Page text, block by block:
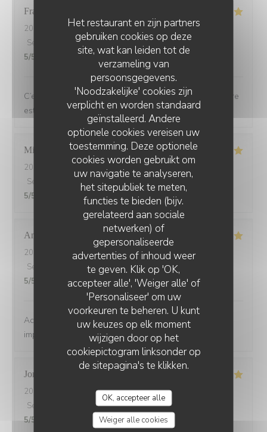
Het restaurant en zijn partners
gebruiken cookies op deze
site, wat kan leiden tot de
verzameling van
persoonsgegevens.
'Noodzakelijke' cookies zijn
verplicht en worden standaard
geïnstalleerd. Andere
optionele cookies vereisen uw
toestemming. Deze optionele
cookies worden gebruikt om
uw navigatie te analyseren,
het sitepubliek te meten,
functies te bieden (bijv.
gerelateerd aan sociale
netwerken) of
gepersonaliseerde
advertenties of inhoud weer
te geven. Klik op 'OK,
accepteer alle', 'Weiger alle' of
'Personaliseer' om uw
voorkeuren te beheren. U kunt
uw keuzes op elk moment
wijzigen door op het
cookiepictogram linksonder op
de sitepagina's te klikken.
OK, accepteer alle
Weiger alle cookies
Francoise
2026-07-21 - 19:30 - Gasten 2
Service
Atmosfeer: 5 /5 Keuken :5/5 Kwaliteit / Prijs
5/5
C’est toujours un plaisir de dîner au Bois ou l’atmosphère
est de plus en plus chaleureuse et festive
Michel
2026-07-20
- 20:15 - Gasten 2
Service
Atmosfeer: /5 Keuken 5 Kwaliteit / Prijs
5/5
Anne-Laure
2026-07-18
- 20:45 - Gasten 3
Service
Atmosfeer: 5/5 Keuken: 5/5 Kwaliteit / Prijs
5/5
Accueil très sympa, service rapide et efficace, repas
impeccable, merci à vous!
Jonathan
2026-07-18
- 13:00 - Gasten 2
Service
Atmosfeer:5/5 Keuken:5/5
5/5